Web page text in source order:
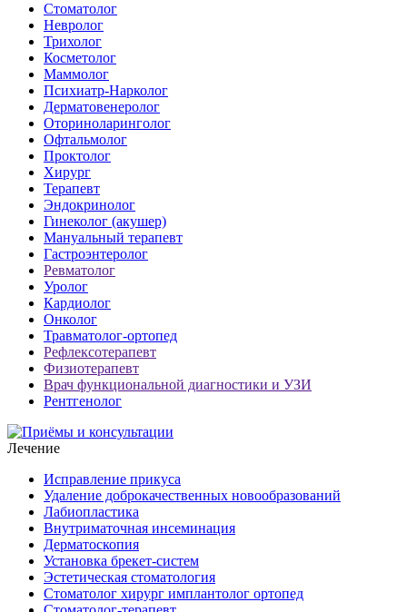
Стоматолог
Невролог
Трихолог
Косметолог
Маммолог
Психиатр-Нарколог
Дерматовенеролог
Оториноларинголог
Офтальмолог
Проктолог
Хирург
Терапевт
Эндокринолог
Гинеколог (акушер)
Мануальный терапевт
Гастроэнтеролог
Ревматолог
Уролог
Кардиолог
Онколог
Травматолог-ортопед
Рефлексотерапевт
Физиотерапевт
Врач функциональной диагностики и УЗИ
Рентгенолог
Лечение
Исправление прикуса
Удаление доброкачественных новообразований
Лабиопластика
Внутриматочная инсеминация
Дерматоскопия
Установка брекет-систем
Эстетическая стоматология
Стоматолог хирург имплантолог ортопед